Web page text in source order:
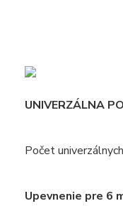
UNIVERZÁLNA
Počet univerzálnych
Upevnenie pre 6